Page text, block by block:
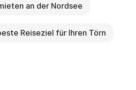
an der Nordsee
Reiseziel für Ihren Törn